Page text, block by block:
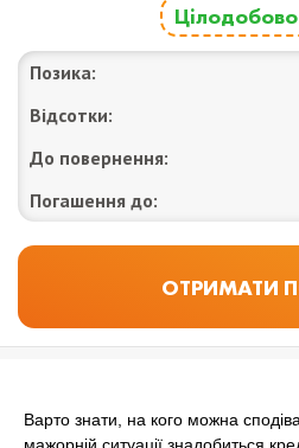
Позика:
Відсотки:
До повернення:
Погашення до:
Варто знати, на кого можна